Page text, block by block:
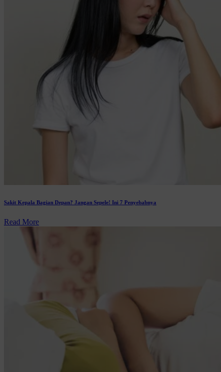
Sakit Kepala Bagian Depan? Jangan Sepele! Ini 7 Penyebabnya
Read More